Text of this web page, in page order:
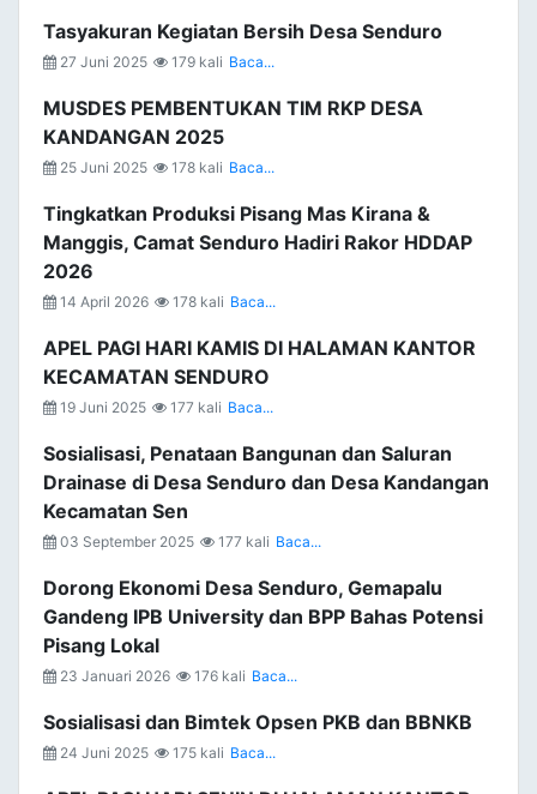
Tasyakuran Kegiatan Bersih Desa Senduro
27 Juni 2025 179 kali Baca...
MUSDES PEMBENTUKAN TIM RKP DESA
KANDANGAN 2025
25 Juni 2025 178 kali Baca...
Tingkatkan Produksi Pisang Mas Kirana &
Manggis, Camat Senduro Hadiri Rakor HDDAP
2026
14 April 2026 178 kali Baca...
APEL PAGI HARI KAMIS DI HALAMAN KANTOR
KECAMATAN SENDURO
19 Juni 2025 177 kali Baca...
Sosialisasi, Penataan Bangunan dan Saluran
Drainase di Desa Senduro dan Desa Kandangan
Kecamatan Sen
03 September 2025 177 kali Baca...
Dorong Ekonomi Desa Senduro, Gemapalu
Gandeng IPB University dan BPP Bahas Potensi
Pisang Lokal
23 Januari 2026 176 kali Baca...
Sosialisasi dan Bimtek Opsen PKB dan BBNKB
24 Juni 2025 175 kali Baca...